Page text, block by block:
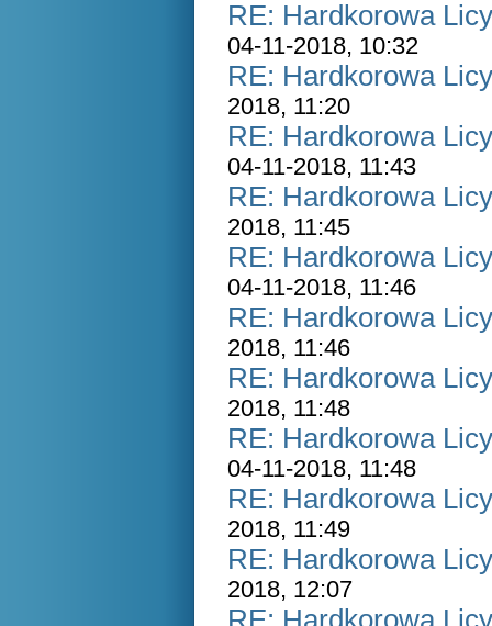
RE: Hardkorowa
04-11-2018, 10:32
RE: Hardkorowa
2018, 11:20
RE: Hardkorowa
04-11-2018, 11:43
RE: Hardkorowa
2018, 11:45
RE: Hardkorowa
04-11-2018, 11:46
RE: Hardkorowa
2018, 11:46
RE: Hardkorowa
2018, 11:48
RE: Hardkorowa
04-11-2018, 11:48
RE: Hardkorowa
2018, 11:49
RE: Hardkorowa
2018, 12:07
RE: Hardkorowa